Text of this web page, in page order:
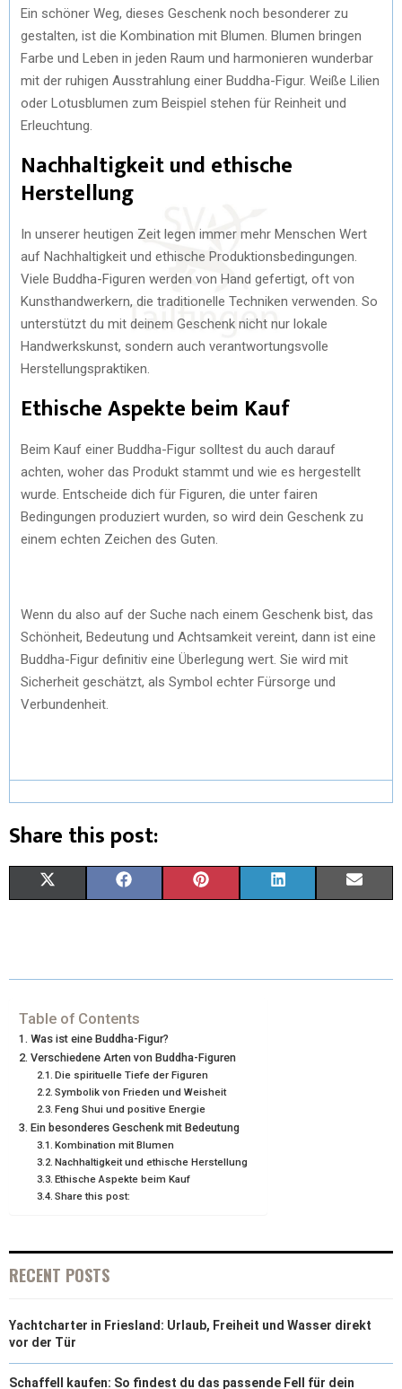
Ein schöner Weg, dieses Geschenk noch besonderer zu
gestalten, ist die Kombination mit Blumen. Blumen bringen
Farbe und Leben in jeden Raum und harmonieren wunderbar
mit der ruhigen Ausstrahlung einer Buddha-Figur. Weiße Lilien
oder Lotusblumen zum Beispiel stehen für Reinheit und
Erleuchtung.
Nachhaltigkeit und ethische
Herstellung
In unserer heutigen Zeit legen immer mehr Menschen Wert
auf Nachhaltigkeit und ethische Produktionsbedingungen.
Viele Buddha-Figuren werden von Hand gefertigt, oft von
Kunsthandwerkern, die traditionelle Techniken verwenden. So
unterstützt du mit deinem Geschenk nicht nur lokale
Handwerkskunst, sondern auch verantwortungsvolle
Herstellungspraktiken.
Ethische Aspekte beim Kauf
Beim Kauf einer Buddha-Figur solltest du auch darauf
achten, woher das Produkt stammt und wie es hergestellt
wurde. Entscheide dich für Figuren, die unter fairen
Bedingungen produziert wurden, so wird dein Geschenk zu
einem echten Zeichen des Guten.
Wenn du also auf der Suche nach einem Geschenk bist, das
Schönheit, Bedeutung und Achtsamkeit vereint, dann ist eine
Buddha-Figur definitiv eine Überlegung wert. Sie wird mit
Sicherheit geschätzt, als Symbol echter Fürsorge und
Verbundenheit.
Share this post:
W
T
T
E
R
)
E
O
O
K
T K I
Table of Contents
Was ist eine Buddha-Figur?
Verschiedene Arten von Buddha-Figuren
Die spirituelle Tiefe der Figuren
Symbolik von Frieden und Weisheit
Feng Shui und positive Energie
Ein besonderes Geschenk mit Bedeutung
Kombination mit Blumen
Nachhaltigkeit und ethische Herstellung
Ethische Aspekte beim Kauf
Share this post:
RECENT POSTS
Yachtcharter in Friesland: Urlaub, Freiheit und Wasser direkt
vor der Tür
Schaffell kaufen: So findest du das passende Fell für dein